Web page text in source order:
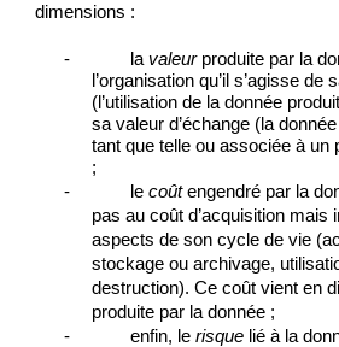
dimensions :
- la valeur produite par la
l’organisation qu’il s’agisse de
(l’utilisation de la donnée
sa valeur d’échange (la
tant que telle ou associée à un
;
-
le coût engendré par la
pas au coût d’acquisition mais
aspects de son cycle de vie
stockage ou archivage,
destruction). Ce coût vient en
produite par la donnée ;
-
enfin, le risque lié à la